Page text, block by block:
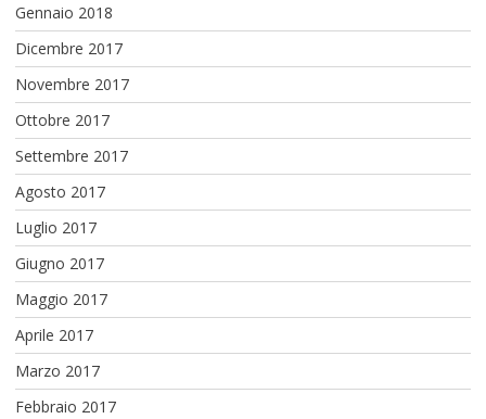
Gennaio 2018
Dicembre 2017
Novembre 2017
Ottobre 2017
Settembre 2017
Agosto 2017
Luglio 2017
Giugno 2017
Maggio 2017
Aprile 2017
Marzo 2017
Febbraio 2017